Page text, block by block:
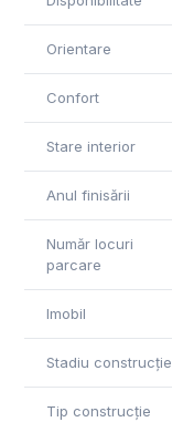
Orientare
Confort
Stare interior
Anul finisării
Număr locuri
parcare
Imobil
Stadiu construcție
Tip construcție